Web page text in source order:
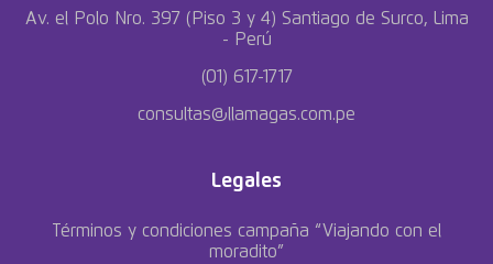
Av. el Polo Nro. 397 (Piso 3 y 4) Santiago de Surco, Lima
- Perú
(01) 617-1717
consultas@llamagas.com.pe
Legales
Términos y condiciones campaña “Viajando con el
moradito”